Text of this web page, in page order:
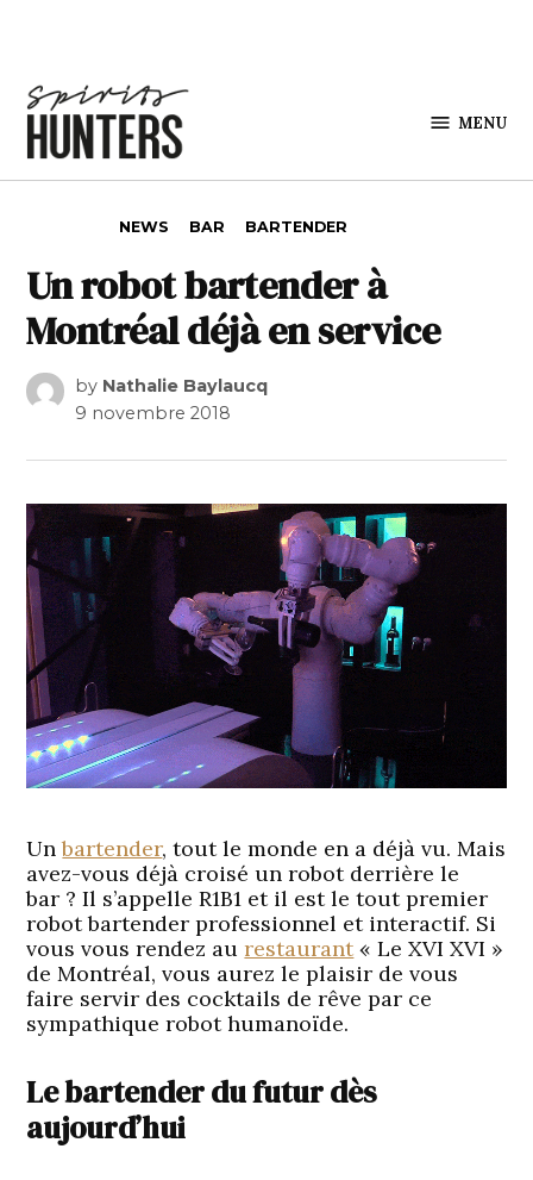
MENU
NEWS BAR BARTENDER
Un robot bartender à
Montréal déjà en service
by Nathalie Baylaucq
9 novembre 2018
Unbartender, tout le monde en a déjà vu. Mais
avez-vous déjà croisé un robot derrière le
bar ? Il s’appelle R1B1 et il est le tout premier
robot bartender professionnel et interactif. Si
vous vous rendez aurestaurant« Le XVI XVI »
de Montréal, vous aurez le plaisir de vous
faire servir des cocktails de rêve par ce
sympathique robot humanoïde.
Le bartender du futur dès
aujourd’hui